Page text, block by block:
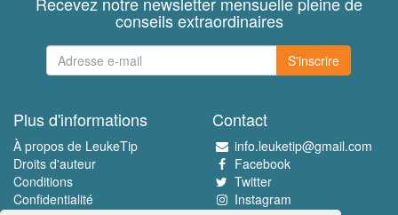
conseils extraordinaires
S'inscrire
Plus d'informations
À propos de LeukeTip
Droits d'auteur
Conditions
Confidentialité
Contact
info.leuketip@gmail.com
Facebook
Twitter
Instagram